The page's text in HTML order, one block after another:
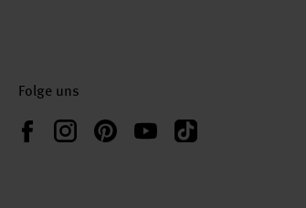
Folge uns
FacebookInstagramPinterestYouTubeTikTok